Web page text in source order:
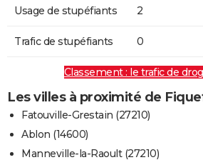
Usage de stupéfiants 2
Trafic de stupéfiants 0
Classement : le trafic de
Les villes à proximité de
Fatouville-Grestain (27210)
Ablon (14600)
Manneville-la-Raoult (27210)